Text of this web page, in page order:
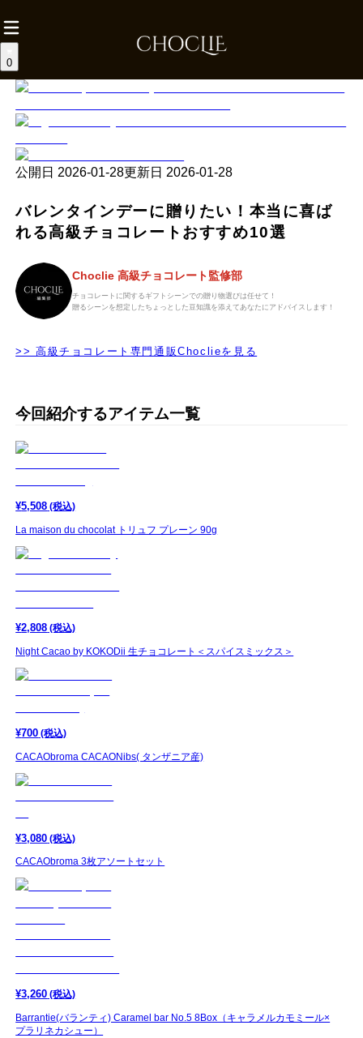
0
公開日 2026-01-28更新日 2026-01-28
バレンタインデーに贈りたい！本当に喜ば
れる高級チョコレートおすすめ10選
Choclie 高級チョコレート監修部
チョコレートに関するギフトシーンでの贈り物選びは任せて！
贈るシーンを想定したちょっとした豆知識を添えてあなたにアドバイスします！
>> 高級チョコレート専門通販Choclieを見る
今回紹介するアイテム一覧
¥5,508 (税込)
La maison du chocolat トリュフ プレーン 90g
¥2,808 (税込)
Night Cacao by KOKODii 生チョコレート＜スパイスミックス＞
¥700 (税込)
CACAObroma CACAONibs( タンザニア産)
¥3,080 (税込)
CACAObroma 3枚アソートセット
¥3,260 (税込)
Barrantie(バランティ) Caramel bar No.5 8Box（キャラメルカモミール×
プラリネカシュー）